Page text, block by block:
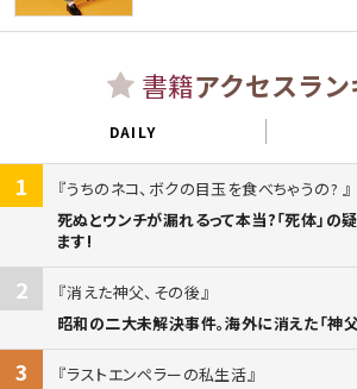
書籍アクセスラ
DAILY
1
うちのネコ、ボクの目玉を食べちゃうの?
死ぬとウンチが漏れるって本当?「死体」の
ます!
2
消えた神父、その後
昭和の二大未解決事件。海外に消えた「神父
3
ラストエンペラーの私生活